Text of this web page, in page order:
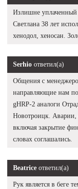
Излишне уплаченный
Светлана 38 лет
хенодол, хеносан.
Serhio ответил(а)
Общения с
направляющие нам
gHRP-2 аналоги
Новотроицк. Аварии,
включая закрытие
словах соглашались.
Beatrice ответил(а)
Рук является в беге